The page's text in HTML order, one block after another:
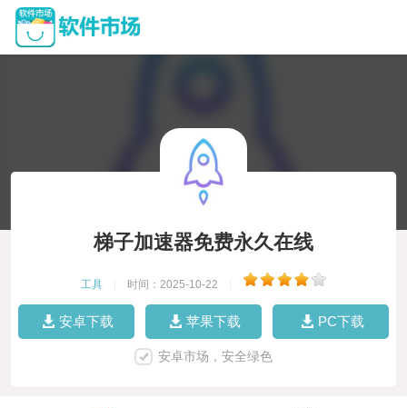
梯子加速器免费永久在线
工具 时间：2025-10-22
安卓下载 苹果下载 PC下载
安卓市场，安全绿色